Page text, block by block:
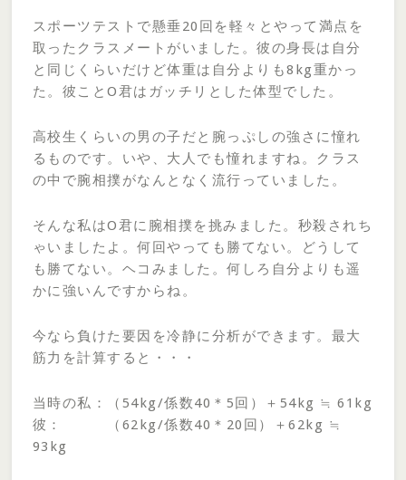
スポーツテストで懸垂20回を軽々とやって満点を
取ったクラスメートがいました。彼の身長は自分
と同じくらいだけど体重は自分よりも8kg重かっ
た。彼ことO君はガッチリとした体型でした。
高校生くらいの男の子だと腕っぷしの強さに憧れ
るものです。いや、大人でも憧れますね。クラス
の中で腕相撲がなんとなく流行っていました。
そんな私はO君に腕相撲を挑みました。秒殺されち
ゃいましたよ。何回やっても勝てない。どうして
も勝てない。ヘコみました。何しろ自分よりも遥
かに強いんですからね。
今なら負けた要因を冷静に分析ができます。最大
筋力を計算すると・・・
当時の私：（54kg/係数40＊5回）＋54kg ≒ 61kg
彼： （62kg/係数40＊20回）＋62kg ≒
93kg